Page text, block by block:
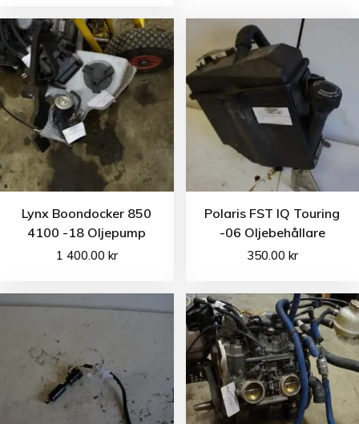
Lynx Boondocker 850
4100 -18 Oljepump
1 400.00 kr
Polaris FST IQ Touring
-06 Oljebehållare
350.00 kr